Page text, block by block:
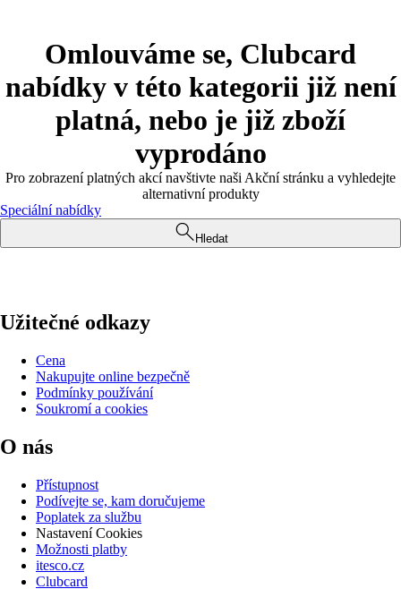
Omlouváme se, Clubcard
nabídky v této kategorii již není
platná, nebo je již zboží
vyprodáno
Pro zobrazení platných akcí navštivte naši Akční stránku a vyhledejte
alternativní produkty
Speciální nabídky
Hledat
Užitečné odkazy
Cena
Nakupujte online bezpečně
Podmínky používání
Soukromí a cookies
O nás
Přístupnost
Podívejte se, kam doručujeme
Poplatek za službu
Nastavení Cookies
Možnosti platby
itesco.cz
Clubcard